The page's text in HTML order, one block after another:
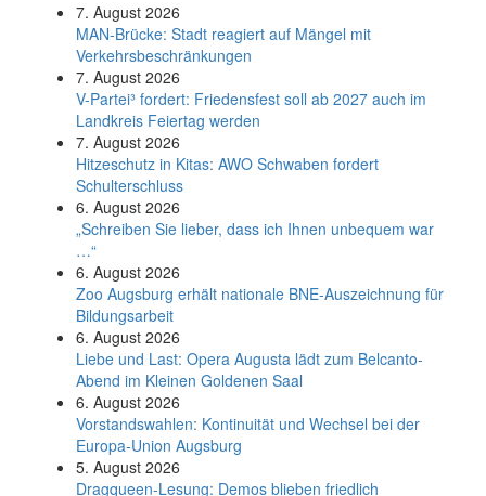
7. August 2026
MAN-Brücke: Stadt reagiert auf Mängel mit
Verkehrsbeschränkungen
7. August 2026
V-Partei­³ fordert: Friedens­fest soll ab 2027 auch im
Land­kreis Feier­tag werden
7. August 2026
Hitzeschutz in Kitas: AWO Schwaben fordert
Schulterschluss
6. August 2026
„Schreiben Sie lieber, dass ich Ihnen unbequem war
…“
6. August 2026
Zoo Augsburg erhält nationale BNE-Auszeichnung für
Bildungsarbeit
6. August 2026
Liebe und Last: Opera Augusta lädt zum Belcanto-
Abend im Kleinen Goldenen Saal
6. August 2026
Vorstandswahlen: Kontinuität und Wechsel bei der
Europa-Union Augsburg
5. August 2026
Dragqueen-Lesung: Demos blieben friedlich